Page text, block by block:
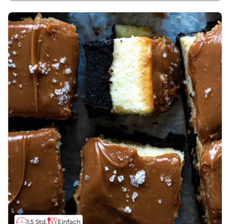
1,5 Std. Einfach